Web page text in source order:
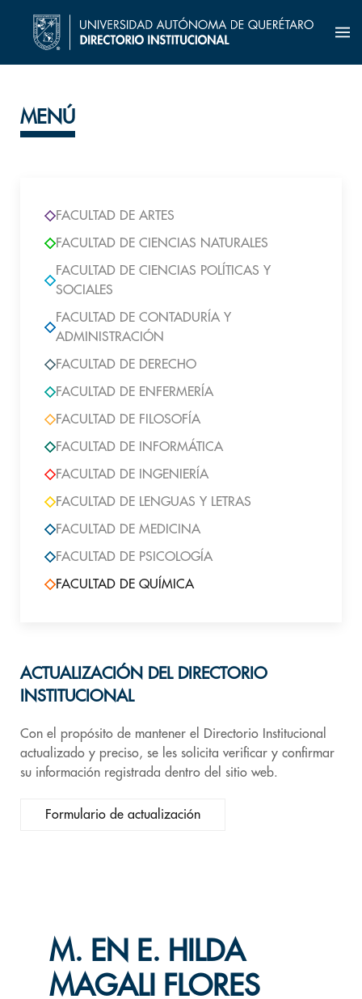
MENÚ
FACULTAD DE ARTES
FACULTAD DE CIENCIAS NATURALES
FACULTAD DE CIENCIAS POLÍTICAS Y
SOCIALES
FACULTAD DE CONTADURÍA Y
ADMINISTRACIÓN
FACULTAD DE DERECHO
FACULTAD DE ENFERMERÍA
FACULTAD DE FILOSOFÍA
FACULTAD DE INFORMÁTICA
FACULTAD DE INGENIERÍA
FACULTAD DE LENGUAS Y LETRAS
FACULTAD DE MEDICINA
FACULTAD DE PSICOLOGÍA
FACULTAD DE QUÍMICA
ACTUALIZACIÓN DEL DIRECTORIO
INSTITUCIONAL
Con el propósito de mantener el Directorio Institucional
actualizado y preciso, se les solicita verificar y confirmar
su información registrada dentro del sitio web.
Formulario de actualización
M. EN E. HILDA
MAGALI FLORES